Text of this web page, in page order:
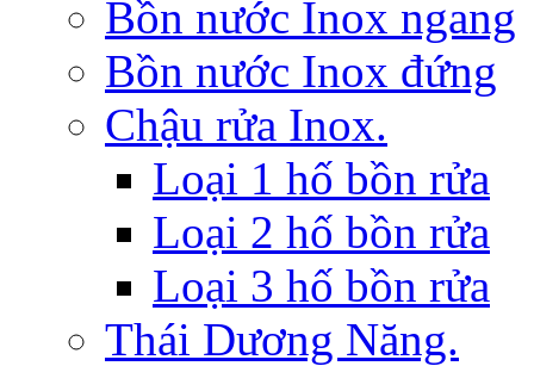
Bồn nước Inox ngang
Bồn nước Inox đứng
Chậu rửa Inox.
Loại 1 hố bồn rửa
Loại 2 hố bồn rửa
Loại 3 hố bồn rửa
Thái Dương Năng.